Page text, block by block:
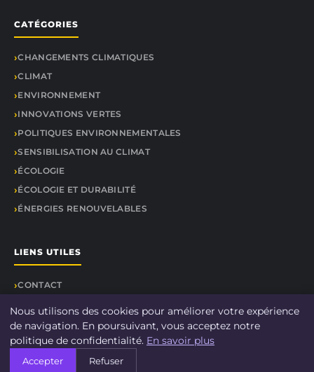
CATÉGORIES
CHANGEMENTS CLIMATIQUES
CLIMAT
ENVIRONNEMENT
INNOVATIONS VERTES
POLITIQUES ENVIRONNEMENTALES
SENSIBILISATION AU CLIMAT
ÉCOLOGIE
ÉCOLOGIE ET DURABILITÉ
ÉNERGIES RENOUVELABLES
LIENS UTILES
CONTACT
© 2026 DOCU CLIMAT. Tous droits réservés.
À propos
Mentions légales
Nous utilisons des cookies pour améliorer votre expérience
de navigation. En poursuivant, vous acceptez notre
politique de confidentialité. En savoir plus
Accepter Refuser